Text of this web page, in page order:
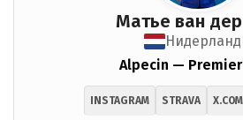
Матье ван
Alpecin — Premier
INSTAGRAM STRAVA X.COM